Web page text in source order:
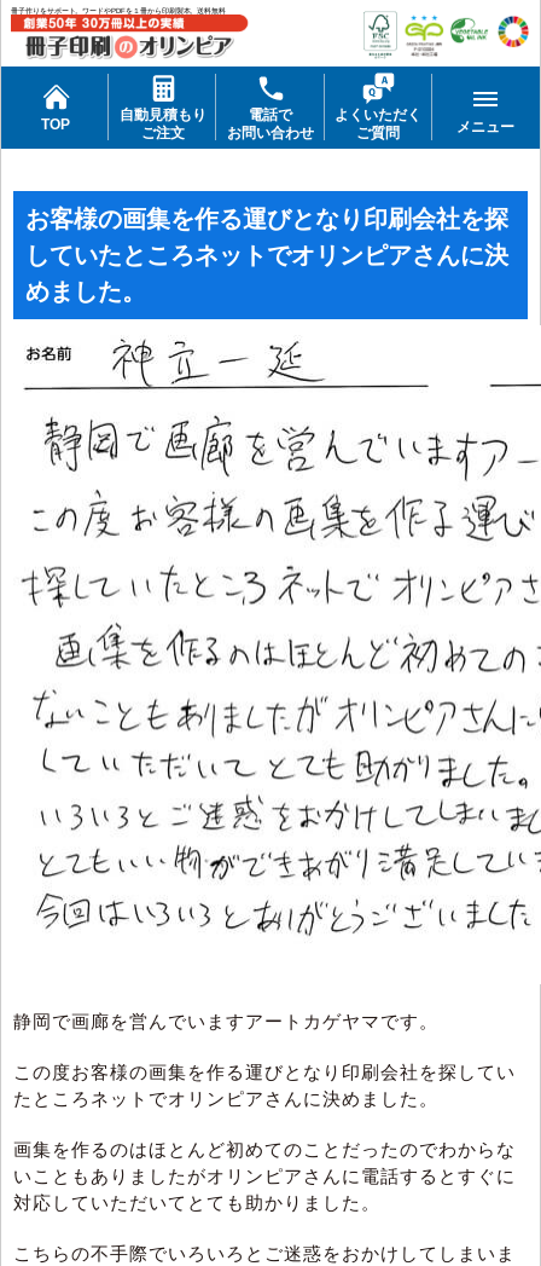
冊子作りをサポート。ワードやPDFを１冊から印刷製本。送料無料
TOP
自動見積もり
ご注文
電話で
お問い合わせ
よくいただく
ご質問
メニュー
お客様の画集を作る運びとなり印刷会社を探
していたところネットでオリンピアさんに決
めました。
静岡で画廊を営んでいますアートカゲヤマです。
この度お客様の画集を作る運びとなり印刷会社を探してい
たところネットでオリンピアさんに決めました。
画集を作るのはほとんど初めてのことだったのでわからな
いこともありましたがオリンピアさんに電話するとすぐに
対応していただいてとても助かりました。
こちらの不手際でいろいろとご迷惑をおかけしてしまいま